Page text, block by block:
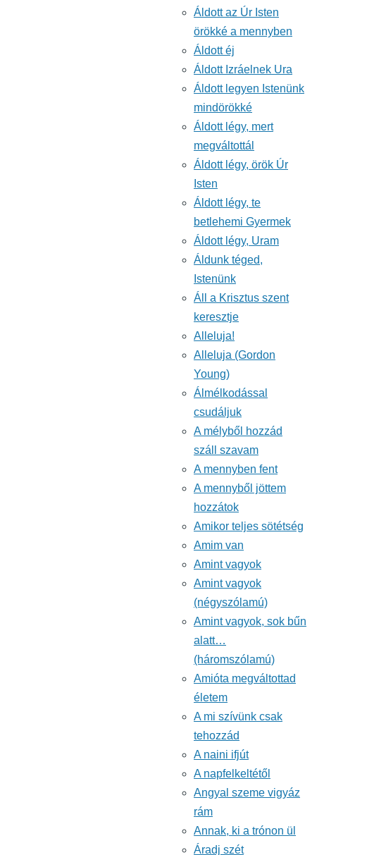
Áldott az Úr Isten
örökké a mennyben
Áldott éj
Áldott Izráelnek Ura
Áldott legyen Istenünk
mindörökké
Áldott légy, mert
megváltottál
Áldott légy, örök Úr
Isten
Áldott légy, te
betlehemi Gyermek
Áldott légy, Uram
Áldunk téged,
Istenünk
Áll a Krisztus szent
keresztje
Alleluja!
Alleluja (Gordon
Young)
Álmélkodással
csudáljuk
A mélyből hozzád
száll szavam
A mennyben fent
A mennyből jöttem
hozzátok
Amikor teljes sötétség
Amim van
Amint vagyok
Amint vagyok
(négyszólamú)
Amint vagyok, sok bűn
alatt…
(háromszólamú)
Amióta megváltottad
életem
A mi szívünk csak
tehozzád
A naini ifjút
A napfelkeltétől
Angyal szeme vigyáz
rám
Annak, ki a trónon ül
Áradj szét